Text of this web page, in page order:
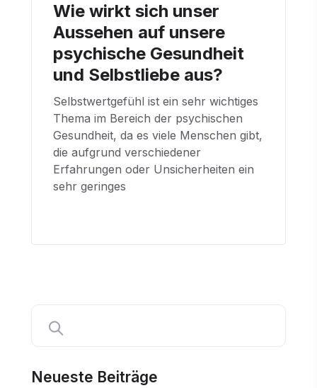
Wie wirkt sich unser
Aussehen auf unsere
psychische Gesundheit
und Selbstliebe aus?
Selbstwertgefühl ist ein sehr wichtiges
Thema im Bereich der psychischen
Gesundheit, da es viele Menschen gibt,
die aufgrund verschiedener
Erfahrungen oder Unsicherheiten ein
sehr geringes
Neueste Beiträge